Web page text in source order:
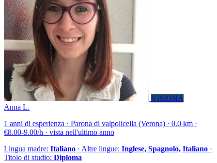
VISIONA
Anna L.
1 anni di esperienza · Parona di valpolicella (Verona) · 0.0 km ·
€8.00-9.00/h · vista nell'ultimo anno
Lingua madre: Italiano · Altre lingue: Inglese, Spagnolo, Italiano ·
Titolo di studio: Diploma